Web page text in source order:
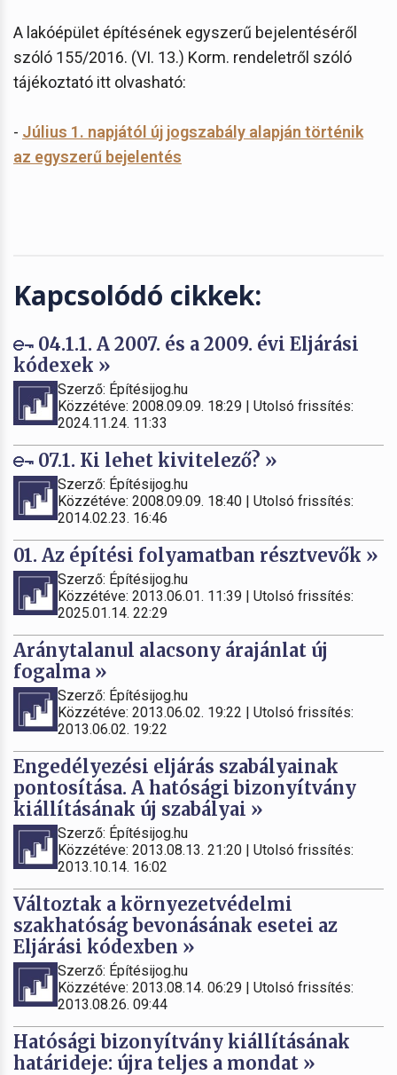
A lakóépület építésének egyszerű bejelentéséről
szóló 155/2016. (VI. 13.) Korm. rendeletről szóló
tájékoztató itt olvasható:
- Július 1. napjától új jogszabály alapján történik
az egyszerű bejelentés
Kapcsolódó cikkek:
04.1.1. A 2007. és a 2009. évi Eljárási
kódexek »
Szerző: Építésijog.hu
Közzétéve: 2008.09.09. 18:29 | Utolsó frissítés:
2024.11.24. 11:33
07.1. Ki lehet kivitelező? »
Szerző: Építésijog.hu
Közzétéve: 2008.09.09. 18:40 | Utolsó frissítés:
2014.02.23. 16:46
01. Az építési folyamatban résztvevők »
Szerző: Építésijog.hu
Közzétéve: 2013.06.01. 11:39 | Utolsó frissítés:
2025.01.14. 22:29
Aránytalanul alacsony árajánlat új
fogalma »
Szerző: Építésijog.hu
Közzétéve: 2013.06.02. 19:22 | Utolsó frissítés:
2013.06.02. 19:22
Engedélyezési eljárás szabályainak
pontosítása. A hatósági bizonyítvány
kiállításának új szabályai »
Szerző: Építésijog.hu
Közzétéve: 2013.08.13. 21:20 | Utolsó frissítés:
2013.10.14. 16:02
Változtak a környezetvédelmi
szakhatóság bevonásának esetei az
Eljárási kódexben »
Szerző: Építésijog.hu
Közzétéve: 2013.08.14. 06:29 | Utolsó frissítés:
2013.08.26. 09:44
Hatósági bizonyítvány kiállításának
határideje: újra teljes a mondat »